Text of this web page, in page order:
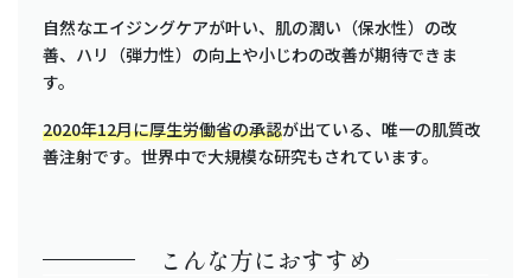
自然なエイジングケアが叶い、肌の潤い（保水性）の改
善、ハリ（弾力性）の向上や小じわの改善が期待できま
す。
2020年12月に厚生労働省の承認が出ている、唯一の肌質改
善注射です。世界中で大規模な研究もされています。
こんな方におすすめ